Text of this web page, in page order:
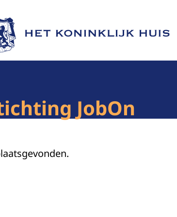
van Het Koninklijk Huis
JobOn